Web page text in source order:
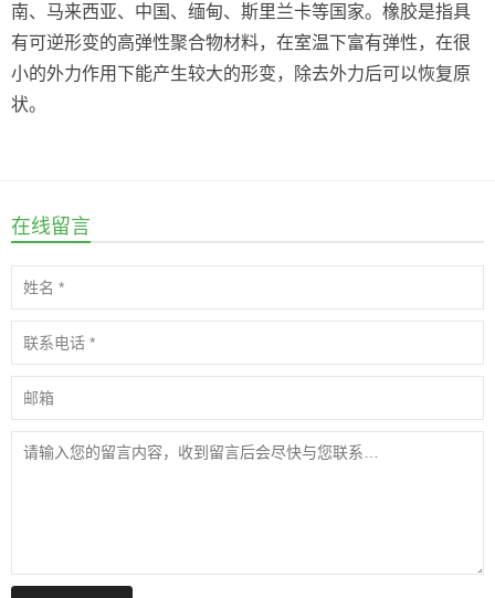
南、马来西亚、中国、缅甸、斯里兰卡等国家。橡胶是指具
有可逆形变的高弹性聚合物材料，在室温下富有弹性，在很
小的外力作用下能产生较大的形变，除去外力后可以恢复原
状。
在线留言